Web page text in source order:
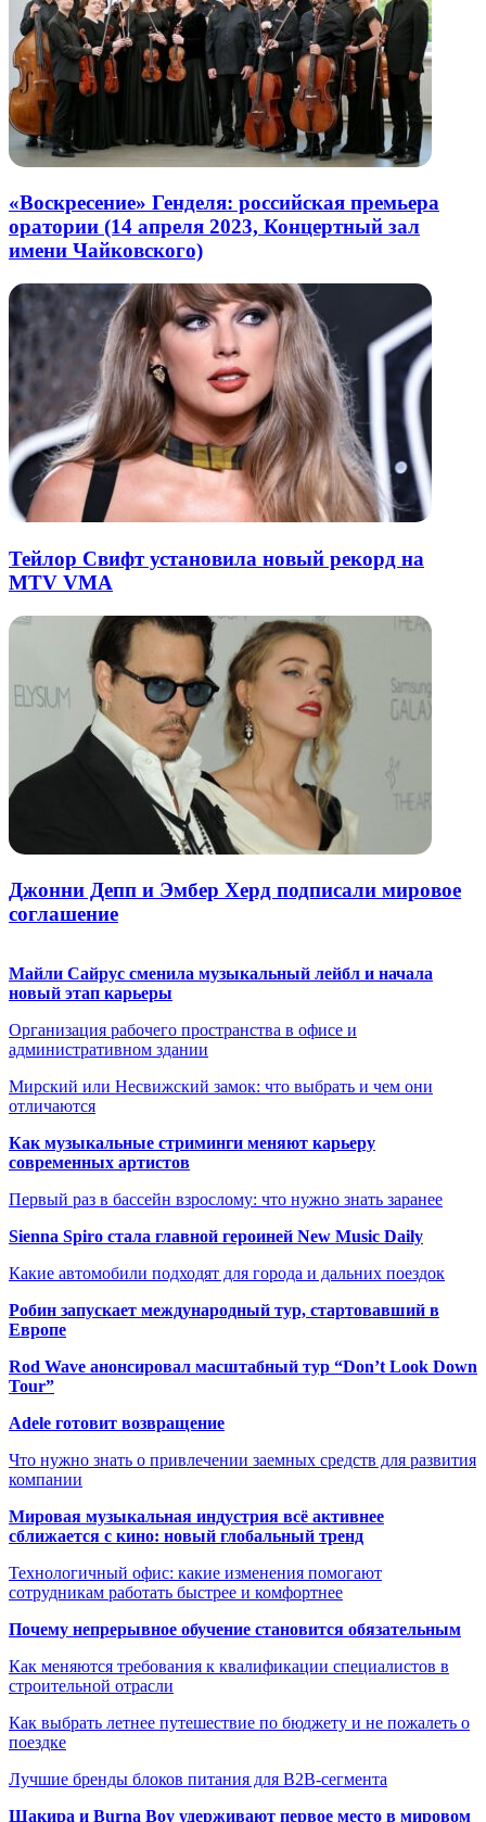
«Воскресение» Генделя: российская премьера
оратории (14 апреля 2023, Концертный зал
имени Чайковского)
Тейлор Свифт установила новый рекорд на
MTV VMA
Джонни Депп и Эмбер Херд подписали мировое
соглашение
Майли Сайрус сменила музыкальный лейбл и начала
новый этап карьеры
Организация рабочего пространства в офисе и
административном здании
Мирский или Несвижский замок: что выбрать и чем они
отличаются
Как музыкальные стриминги меняют карьеру
современных артистов
Первый раз в бассейн взрослому: что нужно знать заранее
Sienna Spiro стала главной героиней New Music Daily
Какие автомобили подходят для города и дальних поездок
Робин запускает международный тур, стартовавший в
Европе
Rod Wave анонсировал масштабный тур “Don’t Look Down
Tour”
Adele готовит возвращение
Что нужно знать о привлечении заемных средств для развития
компании
Мировая музыкальная индустрия всё активнее
сближается с кино: новый глобальный тренд
Технологичный офис: какие изменения помогают
сотрудникам работать быстрее и комфортнее
Почему непрерывное обучение становится обязательным
Как меняются требования к квалификации специалистов в
строительной отрасли
Как выбрать летнее путешествие по бюджету и не пожалеть о
поездке
Лучшие бренды блоков питания для B2B-сегмента
Шакира и Burna Boy удерживают первое место в мировом